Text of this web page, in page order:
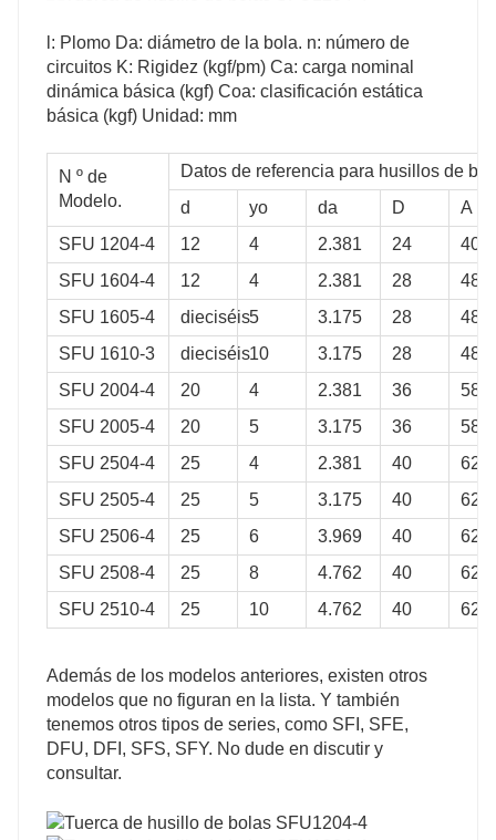
l: Plomo Da: diámetro de la bola. n: número de
circuitos K: Rigidez (kgf/pm) Ca: carga nominal
dinámica básica (kgf) Coa: clasificación estática
básica (kgf) Unidad: mm
N º de
Modelo.
Datos de referencia para husillos de
d
yo da D
A
SFU 1204-4
12 4 2.381 24
40
SFU 1604-4
12 4 2.381 28
48
SFU 1605-4
dieciséis5 3.175 28
48
SFU 1610-3
dieciséis10 3.175 28
48
SFU 2004-4
20 4 2.381 36
58
SFU 2005-4
20 5 3.175 36
58
SFU 2504-4
25 4 2.381 40
62
SFU 2505-4
25 5 3.175 40
62
SFU 2506-4
25 6 3.969 40
62
SFU 2508-4
25 8 4.762 40
62
SFU 2510-4
25 10 4.762 40 62
Además de los modelos anteriores, existen otros
modelos que no figuran en la lista. Y también
tenemos otros tipos de series, como SFI, SFE,
DFU, DFI, SFS, SFY. No dude en discutir y
consultar.